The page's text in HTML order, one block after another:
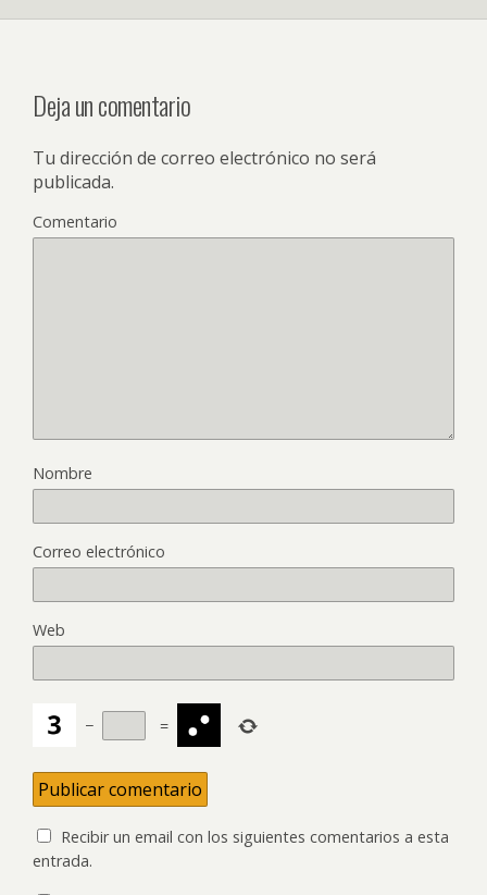
Deja un comentario
Tu dirección de correo electrónico no será
publicada.
Comentario
Nombre
Correo electrónico
Web
− =
Recibir un email con los siguientes comentarios a esta
entrada.